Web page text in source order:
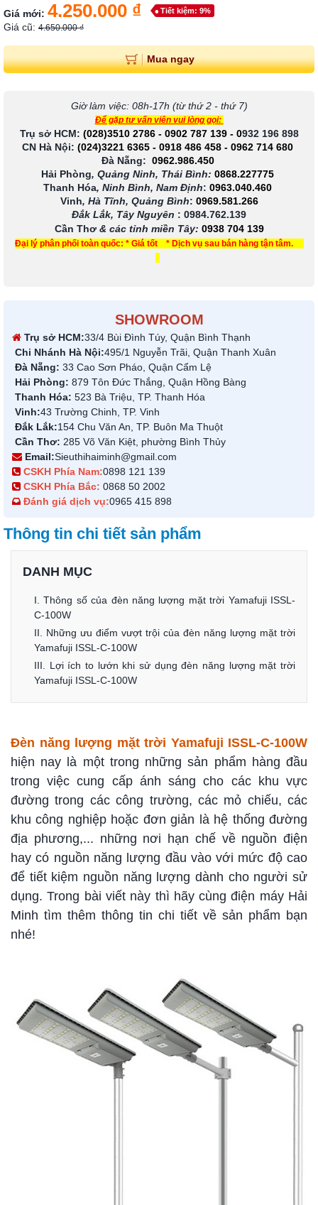
Giá mới: 4.250.000 ₫ Tiết kiệm: 9%
Giá cũ: 4.650.000 ₫
Mua ngay
Giờ làm việc: 08h-17h (từ thứ 2 - thứ 7)
Để gặp tư vấn viên vui lòng gọi:
Trụ sở HCM: (028)3510 2786 - 0902 787 139- 0932 196 898
CN Hà Nội: (024)3221 6365 - 0918 486 458 - 0962 714 680
Đà Nẵng: 0962.986.450
Hải Phòng, Quảng Ninh, Thái Bình: 0868.227775
Thanh Hóa, Ninh Bình, Nam Định: 0963.040.460
Vinh, Hà Tĩnh, Quảng Bình: 0969.581.266
Đắk Lắk, Tây Nguyên : 0984.762.139
Cần Thơ & các tỉnh miền Tây: 0938 704 139
Đại lý phân phối toàn quốc: * Giá tốt * Dịch vụ sau bán hàng tận tâm.
SHOWROOM
Trụ sở HCM:33/4 Bùi Đình Túy, Quận Bình Thạnh
Chi Nhánh Hà Nội:495/1 Nguyễn Trãi, Quận Thanh Xuân
Đà Nẵng: 33 Cao Sơn Pháo, Quận Cẩm Lệ
Hải Phòng: 879 Tôn Đức Thắng, Quận Hồng Bàng
Thanh Hóa: 523 Bà Triệu, TP. Thanh Hóa
Vinh:43 Trường Chinh, TP. Vinh
Đắk Lắk:154 Chu Văn An, TP. Buôn Ma Thuột
Cần Thơ: 285 Võ Văn Kiệt, phường Bình Thủy
Email:Sieuthihaiminh@gmail.com
CSKH Phía Nam:0898 121 139
CSKH Phía Bắc: 0868 50 2002
Đánh giá dịch vụ:0965 415 898
Thông tin chi tiết sản phẩm
DANH MỤC
I. Thông số của đèn năng lượng mặt trời Yamafuji ISSL-
C-100W
II. Những ưu điểm vượt trội của đèn năng lượng mặt trời
Yamafuji ISSL-C-100W
III. Lợi ích to lướn khi sử dụng đèn năng lượng mặt trời
Yamafuji ISSL-C-100W
Đèn năng lượng mặt trời Yamafuji ISSL-C-100W
hiện nay là một trong những sản phẩm hàng đầu
trong việc cung cấp ánh sáng cho các khu vực
đường trong các công trường, các mỏ chiếu, các
khu công nghiệp hoặc đơn giản là hệ thống đường
địa phương,... những nơi hạn chế về nguồn điện
hay có nguồn năng lượng đầu vào với mức độ cao
để tiết kiệm nguồn năng lượng dành cho người sử
dụng. Trong bài viết này thì hãy cùng điện máy Hải
Minh tìm thêm thông tin chi tiết về sản phẩm bạn
nhé!